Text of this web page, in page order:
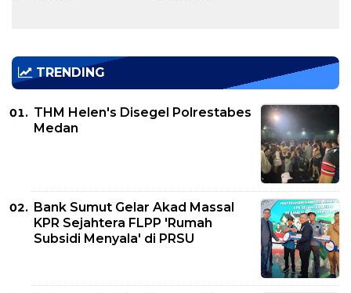
TRENDING
THM Helen's Disegel Polrestabes
Medan
Bank Sumut Gelar Akad Massal
KPR Sejahtera FLPP 'Rumah
Subsidi Menyala' di PRSU